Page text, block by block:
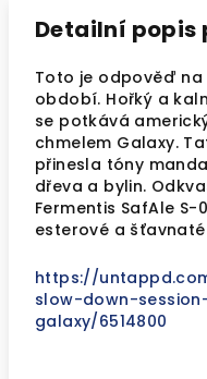
Detailní popis
Toto je odpověď
období. Hořký a
se potkává
chmelem Galaxy.
přinesla tóny
dřeva a bylin.
Fermentis SafAle
esterové a
https://
slow-down-
galaxy/6514800